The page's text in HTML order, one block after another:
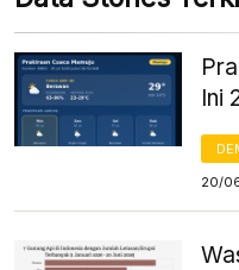
Ini
20/